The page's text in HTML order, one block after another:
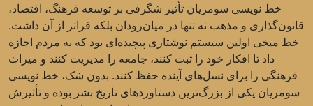
خط نویسی سومریان تأثیر شگرفی بر توسعه فرهنگ، اقتصاد،
قانون‌گذاری و مذهب نه تنها در میان‌رودان بلکه فراتر از آن داشت.
خط میخی اولین سیستم نوشتاری پیچیده‌ای بود که به مردم اجازه
داد تا افکار خود را ثبت کنند، جامعه را مدیریت کنند و میراث
فرهنگی را برای نسل‌های آینده حفظ کنند. بدون شک، خط نویسی
سومریان یکی از بزرگ‌ترین دستاوردهای تاریخ بشر بوده و تأثیرش